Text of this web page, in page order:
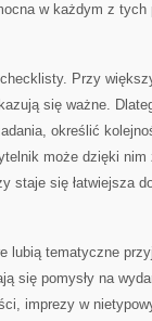
w każdym z tych
Przy
się ważne.
określić
może dzięki nim
staje się łatwiejsza
lubią tematyczne
się pomysły na
imprezy w